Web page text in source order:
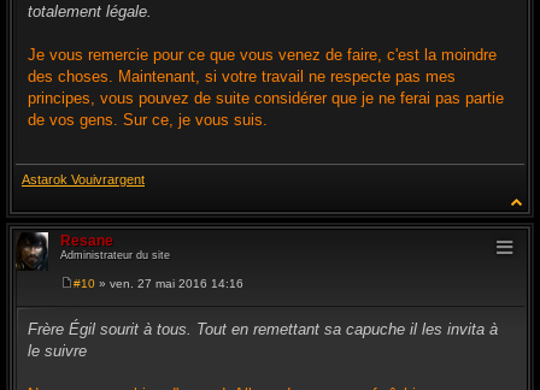
totalement légale.
Je vous remercie pour ce que vous venez de faire, c'est la moindre
des choses. Maintenant, si votre travail ne respecte pas mes
principes, vous pouvez de suite considérer que je ne ferai pas partie
de vos gens. Sur ce, je vous suis.
Astarok Vouivrargent
Resane
Administrateur du site
s
s
a
#10» ven. 27 mai 2016 14:16
Frère Égil sourit à tous. Tout en remettant sa capuche il les invita à
le suivre